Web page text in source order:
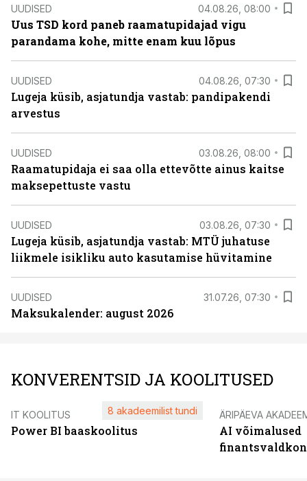
UUDISED 04.08.26, 08:00
Uus TSD kord paneb raamatupidajad vigu
parandama kohe, mitte enam kuu lõpus
UUDISED 04.08.26, 07:30
Lugeja küsib, asjatundja vastab: pandipakendi
arvestus
UUDISED 03.08.26, 08:00
Raamatupidaja ei saa olla ettevõtte ainus kaitse
maksepettuste vastu
UUDISED 03.08.26, 07:30
Lugeja küsib, asjatundja vastab: MTÜ juhatuse
liikmele isikliku auto kasutamise hüvitamine
UUDISED 31.07.26, 07:30
Maksukalender: august 2026
KONVERENTSID JA KOOLITUSED
IT KOOLITUS
Power BI baaskoolitus
8 akadeemilist tundi ÄRIPÄEVA
AI võimalused